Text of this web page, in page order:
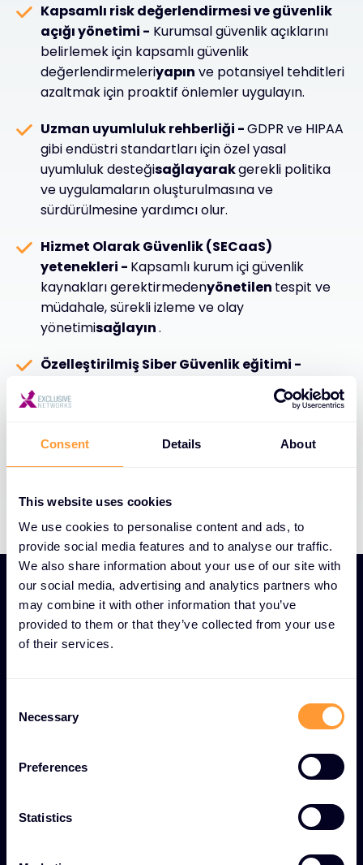
Consent Details About
This website uses cookies
We use cookies to personalise content and ads, to
provide social media features and to analyse our traffic.
We also share information about your use of our site with
our social media, advertising and analytics partners who
may combine it with other information that you’ve
provided to them or that they’ve collected from your use
of their services.
Necessary
Preferences
Statistics
Kapsamlı risk değerlendirmesi ve güvenlik
açığı yönetimi - Kurumsal güvenlik açıklarını
belirlemek için kapsamlı güvenlik
değerlendirmeleriyapın ve potansiyel tehditleri
azaltmak için proaktif önlemler uygulayın.
Uzman uyumluluk rehberliği -GDPR ve HIPAA
gibi endüstri standartları için özel yasal
uyumluluk desteğisağlayarakgerekli politika
ve uygulamaların oluşturulmasına ve
sürdürülmesine yardımcı olur.
Hizmet Olarak Güvenlik (SECaaS)
yetenekleri - Kapsamlı kurum içi güvenlik
kaynakları gerektirmedenyönetilen tespit ve
müdahale, sürekli izleme ve olay
yönetimisağlayın.
Özelleştirilmiş Siber Güvenlik eğitimi -
Gelişen dijital tehditler ve güvenlik zorluklarıyla
etkili bir şekilde mücadele etmek için
aracılığıyla personeli özel bilgi ve
becerilerledonatın
Kapsamlı dijital koruma
Danışmanlığı
Kapsamlı risk değerlendirmeleri